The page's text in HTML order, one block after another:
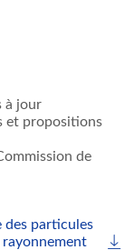
à jour
et propositions
de
des particules